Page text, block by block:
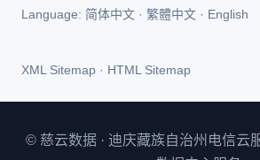
Language: 简体中文 · 繁體中文 · English
XML Sitemap · HTML Sitemap
© 慈云数据 · 迪庆藏族自治州电信云